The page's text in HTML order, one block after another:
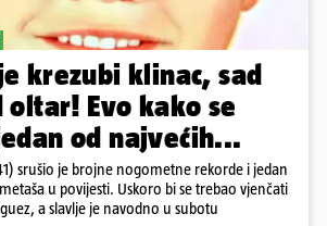
krezubi klinac, sad
Evo kako se
od najvećih...
srušio je brojne nogometne rekorde i jedan
u povijesti. Uskoro bi se trebao vjenčati
a slavlje je navodno u subotu